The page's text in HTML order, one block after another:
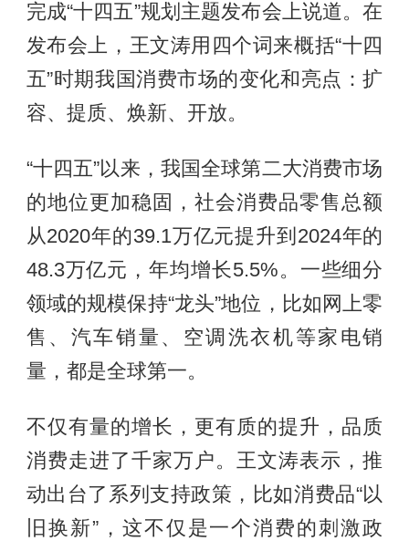
完成“十四五”规划主题发布会上说道。在
发布会上，王文涛用四个词来概括“十四
五”时期我国消费市场的变化和亮点：扩
容、提质、焕新、开放。
“十四五”以来，我国全球第二大消费市场
的地位更加稳固，社会消费品零售总额
从2020年的39.1万亿元提升到2024年的
48.3万亿元，年均增长5.5%。一些细分
领域的规模保持“龙头”地位，比如网上零
售、汽车销量、空调洗衣机等家电销
量，都是全球第一。
不仅有量的增长，更有质的提升，品质
消费走进了千家万户。王文涛表示，推
动出台了系列支持政策，比如消费品“以
旧换新”，这不仅是一个消费的刺激政